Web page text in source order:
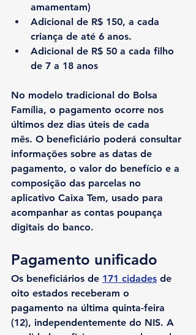
amamentam)
Adicional de R$ 150, a cada
criança de até 6 anos.
Adicional de R$ 50 a cada filho
de 7 a 18 anos
No modelo tradicional do Bolsa
Família, o pagamento ocorre nos
últimos dez dias úteis de cada
mês. O beneficiário poderá consultar
informações sobre as datas de
pagamento, o valor do benefício e a
composição das parcelas no
aplicativo Caixa Tem, usado para
acompanhar as contas poupança
digitais do banco.
Pagamento unificado
Os beneficiários de 171 cidades de
oito estados receberam o
pagamento na última quinta-feira
(12), independentemente do NIS. A